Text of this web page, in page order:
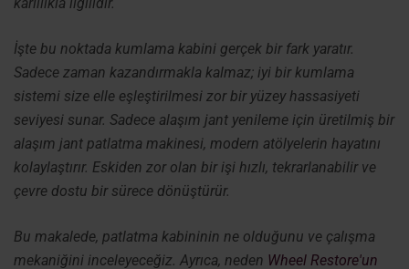
İşte bu noktada kumlama kabini gerçek bir fark yaratır.
Sadece zaman kazandırmakla kalmaz; iyi bir kumlama
sistemi size elle eşleştirilmesi zor bir yüzey hassasiyeti
seviyesi sunar. Sadece alaşım jant yenileme için üretilmiş bir
alaşım jant patlatma makinesi, modern atölyelerin hayatını
kolaylaştırır. Eskiden zor olan bir işi hızlı, tekrarlanabilir ve
çevre dostu bir sürece dönüştürür.
Bu makalede, patlatma kabininin ne olduğunu ve çalışma
mekaniğini inceleyeceğiz. Ayrıca, neden Wheel Restore'un